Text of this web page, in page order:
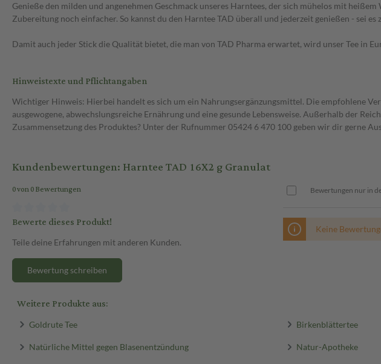
Genieße den milden und angenehmen Geschmack unseres Harntees, der sich mühelos mit
Zubereitung noch einfacher. So kannst du den Harntee TAD überall und jederzeit genießen - sei es
Damit auch jeder Stick die Qualität bietet, die man von TAD Pharma erwartet, wird unser Tee in
Hinweistexte und Pflichtangaben
Wichtiger Hinweis: Hierbei handelt es sich um ein Nahrungsergänzungsmittel. Die empfohlene
ausgewogene, abwechslungsreiche Ernährung und eine gesunde Lebensweise. Außerhalb der
Zusammensetzung des Produktes? Unter der Rufnummer 05424 6 470 100 geben wir dir gerne
Kundenbewertungen: Harntee TAD 16X2 g Granulat
0 von 0 Bewertungen
Bewerte dieses Produkt!
Teile deine Erfahrungen mit anderen Kunden.
Bewertung schreiben
Bewertungen nur in
Keine
Weitere Produkte aus:
Goldrute Tee Birkenblättertee
Natürliche Mittel gegen Blasenentzündung Natur-Apotheke